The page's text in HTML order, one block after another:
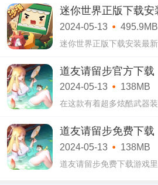
免费作为一款休闲益智类游
轻松的玩法。
迷你世界正版下载安
2024-05-13 495.9MB
迷你世界正版下载安装最新
界正版下载安装最新版本游
比较新颖，以沙盒类为主。
道友请留步官方下载
2024-05-13 138MB
在这款有着超多炫酷武器
各种武器装备的收集穿戴。
方下载游戏里玩家们每收集
器装备
道友请留步免费下载
2024-05-13 138MB
道友请留步免费下载游戏里